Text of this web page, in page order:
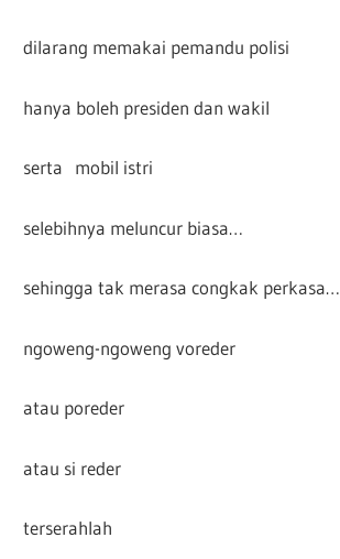
dilarang memakai pemandu polisi
hanya boleh presiden dan wakil
serta mobil istri
selebihnya meluncur biasa…
sehingga tak merasa congkak perkasa…
ngoweng-ngoweng voreder
atau poreder
atau si reder
terserahlah